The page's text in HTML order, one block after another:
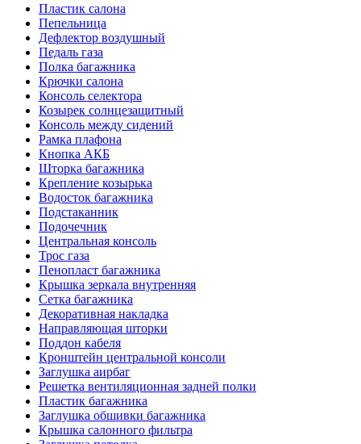
Пластик салона
Пепельница
Дефлектор воздушный
Педаль газа
Полка багажника
Крючки салона
Консоль селектора
Козырек солнцезащитный
Консоль между сидений
Рамка плафона
Кнопка АКБ
Шторка багажника
Крепление козырька
Водосток багажника
Подстаканник
Подочечник
Центральная консоль
Трос газа
Пенопласт багажника
Крышка зеркала внутренняя
Сетка багажника
Декоративная накладка
Направляющая шторки
Поддон кабеля
Кронштейн центральной консоли
Заглушка аирбаг
Решетка вентиляционная задней полки
Пластик багажника
Заглушка обшивки багажника
Крышка салонного фильтра